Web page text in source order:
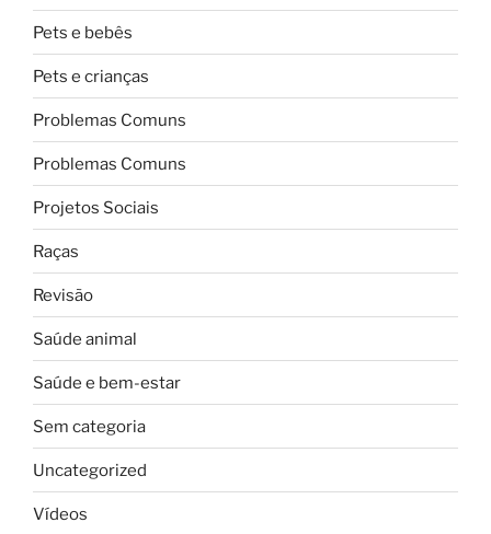
Pets e bebês
Pets e crianças
Problemas Comuns
Problemas Comuns
Projetos Sociais
Raças
Revisão
Saúde animal
Saúde e bem-estar
Sem categoria
Uncategorized
Vídeos